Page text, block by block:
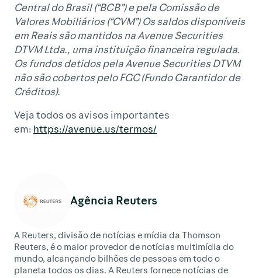
Central do Brasil (“BCB”) e pela Comissão de
Valores Mobiliários (“CVM”) Os saldos disponíveis
em Reais são mantidos na Avenue Securities
DTVM Ltda., uma instituição financeira regulada.
Os fundos detidos pela Avenue Securities DTVM
não são cobertos pelo FGC (Fundo Garantidor de
Créditos).
Veja todos os avisos importantes
em: https://avenue.us/termos/
Agência Reuters
A Reuters, divisão de notícias e mídia da Thomson
Reuters, é o maior provedor de notícias multimídia do
mundo, alcançando bilhões de pessoas em todo o
planeta todos os dias. A Reuters fornece notícias de